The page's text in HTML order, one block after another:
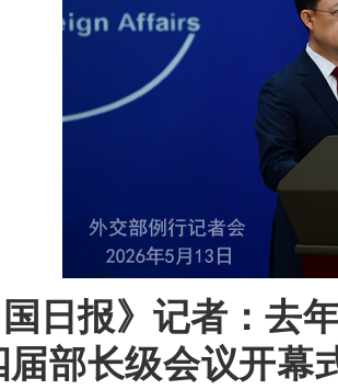
国日报》记者：去
届部长级会议开幕